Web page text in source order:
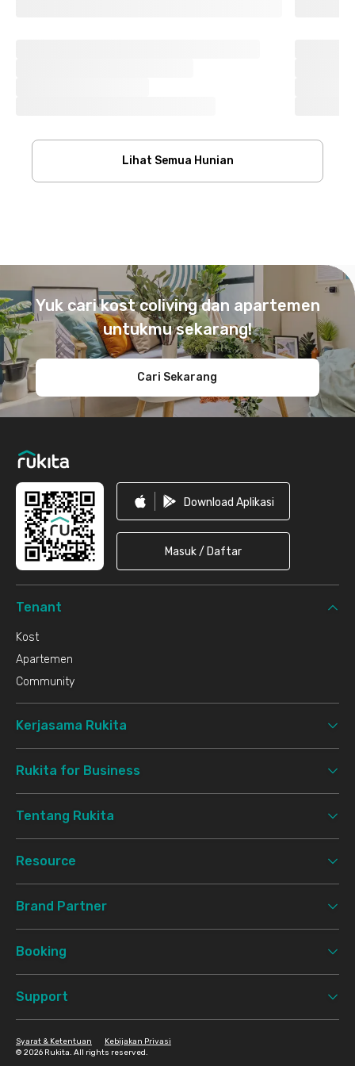
Lihat Semua Hunian
Yuk cari kost coliving dan apartemen
untukmu sekarang!
Cari Sekarang
Download Aplikasi
Masuk / Daftar
Tenant
Kost
Apartemen
Community
Kerjasama Rukita
Rukita for Business
Tentang Rukita
Resource
Brand Partner
Booking
Support
© 2026 Rukita. All rights reserved.
Syarat & Ketentuan Kebijakan Privasi